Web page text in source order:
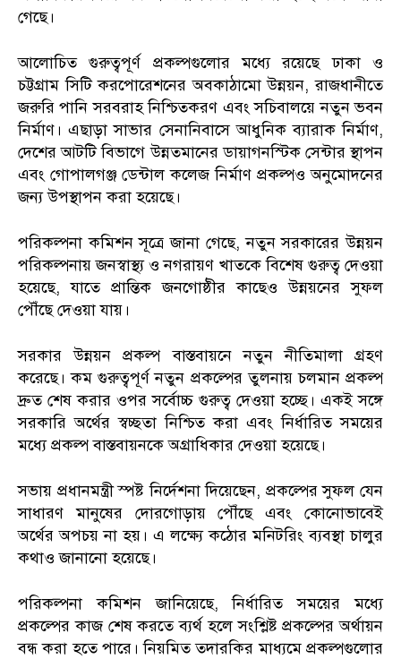
গেছে।
আলোচিত গুরুত্বপূর্ণ প্রকল্পগুলোর মধ্যে রয়েছে ঢাকা ও
চট্টগ্রাম সিটি করপোরেশনের অবকাঠামো উন্নয়ন, রাজধানীতে
জরুরি পানি সরবরাহ নিশ্চিতকরণ এবং সচিবালয়ে নতুন ভবন
নির্মাণ। এছাড়া সাভার সেনানিবাসে আধুনিক ব্যারাক নির্মাণ,
দেশের আটটি বিভাগে উন্নতমানের ডায়াগনস্টিক সেন্টার স্থাপন
এবং গোপালগঞ্জ ডেন্টাল কলেজ নির্মাণ প্রকল্পও অনুমোদনের
জন্য উপস্থাপন করা হয়েছে।
পরিকল্পনা কমিশন সূত্রে জানা গেছে, নতুন সরকারের উন্নয়ন
পরিকল্পনায় জনস্বাস্থ্য ও নগরায়ণ খাতকে বিশেষ গুরুত্ব দেওয়া
হয়েছে, যাতে প্রান্তিক জনগোষ্ঠীর কাছেও উন্নয়নের সুফল
পৌঁছে দেওয়া যায়।
সরকার উন্নয়ন প্রকল্প বাস্তবায়নে নতুন নীতিমালা গ্রহণ
করেছে। কম গুরুত্বপূর্ণ নতুন প্রকল্পের তুলনায় চলমান প্রকল্প
দ্রুত শেষ করার ওপর সর্বোচ্চ গুরুত্ব দেওয়া হচ্ছে। একই সঙ্গে
সরকারি অর্থের স্বচ্ছতা নিশ্চিত করা এবং নির্ধারিত সময়ের
মধ্যে প্রকল্প বাস্তবায়নকে অগ্রাধিকার দেওয়া হয়েছে।
সভায় প্রধানমন্ত্রী স্পষ্ট নির্দেশনা দিয়েছেন, প্রকল্পের সুফল যেন
সাধারণ মানুষের দোরগোড়ায় পৌঁছে এবং কোনোভাবেই
অর্থের অপচয় না হয়। এ লক্ষ্যে কঠোর মনিটরিং ব্যবস্থা চালুর
কথাও জানানো হয়েছে।
পরিকল্পনা কমিশন জানিয়েছে, নির্ধারিত সময়ের মধ্যে
প্রকল্পের কাজ শেষ করতে ব্যর্থ হলে সংশ্লিষ্ট প্রকল্পের অর্থায়ন
বন্ধ করা হতে পারে। নিয়মিত তদারকির মাধ্যমে প্রকল্পগুলোর